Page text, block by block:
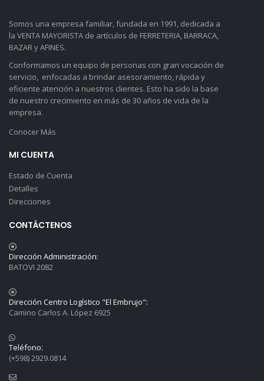
Somos una empresa familiar, fundada en 1991, dedicada a
la VENTA MAYORISTA de artículos de FERRETERIA, BARRACA,
BAZAR y AFINES.
Conformamos un equipo de personas con gran vocación de
servicio, enfocadas a brindar asesoramiento, rápida y
eficiente atención a nuestros clientes. Esto ha sido la base
de nuestro crecimiento en más de 30 años de vida de la
empresa.
Conocer Más
MI CUENTA
Estado de Cuenta
Detalles
Direcciones
CONTÁCTENOS
Dirección Administración:
BATOVI 2082
Dirección Centro Logístico "El Embrujo":
Camino Carlos A. López 6925
Teléfono:
(+598) 2929.0814